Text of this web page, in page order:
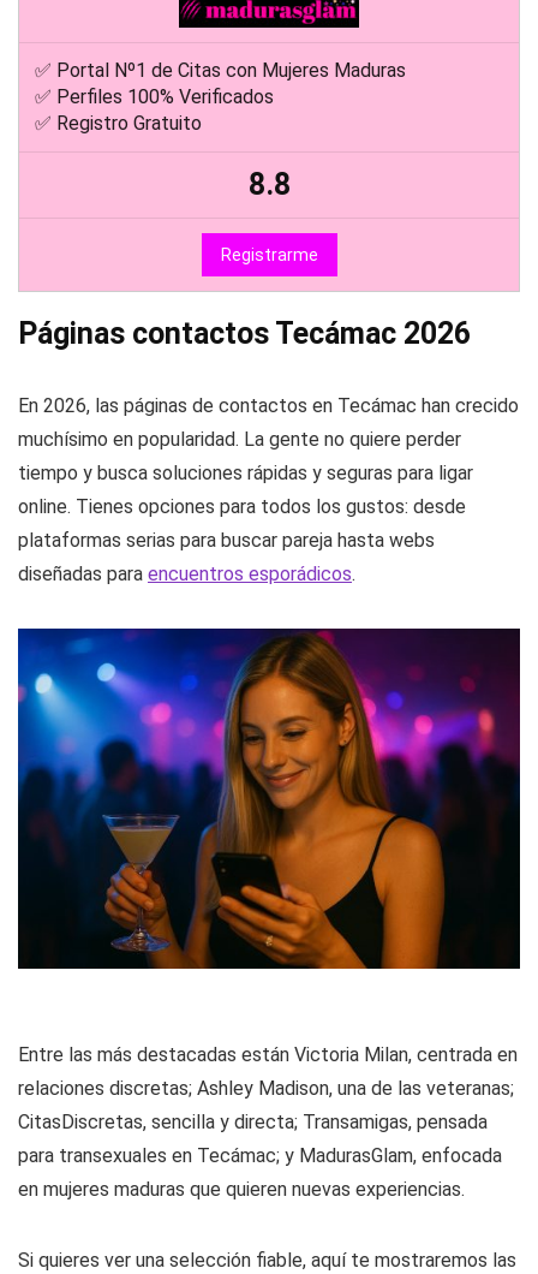
✅ Portal Nº1 de Citas con Mujeres Maduras
✅ Perfiles 100% Verificados
✅ Registro Gratuito
8.8
Registrarme
Páginas contactos Tecámac 2026
En 2026, las páginas de contactos en Tecámac han crecido
muchísimo en popularidad. La gente no quiere perder
tiempo y busca soluciones rápidas y seguras para ligar
online. Tienes opciones para todos los gustos: desde
plataformas serias para buscar pareja hasta webs
diseñadas para encuentros esporádicos.
Entre las más destacadas están Victoria Milan, centrada en
relaciones discretas; Ashley Madison, una de las veteranas;
CitasDiscretas, sencilla y directa; Transamigas, pensada
para transexuales en Tecámac; y MadurasGlam, enfocada
en mujeres maduras que quieren nuevas experiencias.
Si quieres ver una selección fiable, aquí te mostraremos las